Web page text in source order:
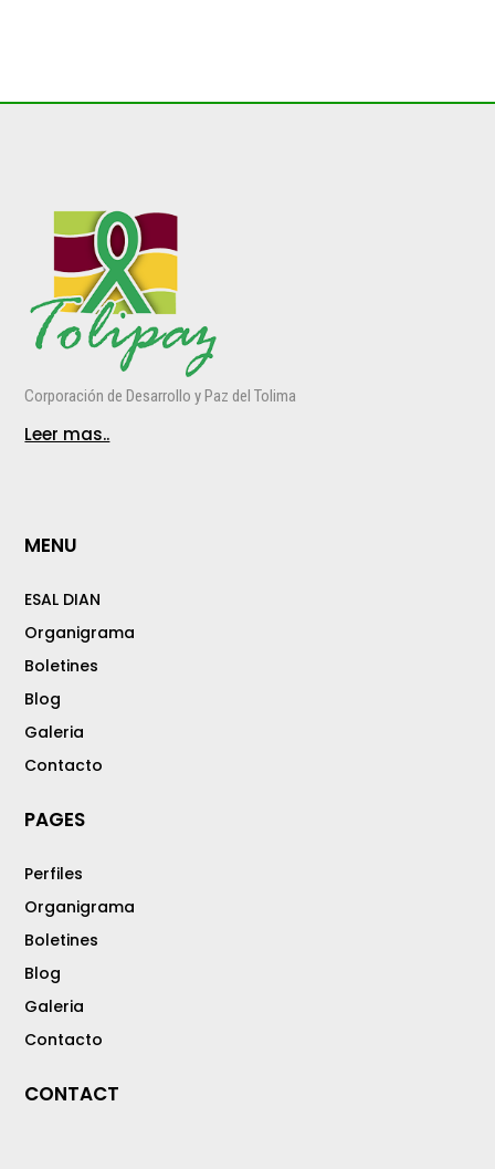
Corporación de Desarrollo y Paz del Tolima
Leer mas..
MENU
ESAL DIAN
Organigrama
Boletines
Blog
Galeria
Contacto
PAGES
Perfiles
Organigrama
Boletines
Blog
Galeria
Contacto
CONTACT